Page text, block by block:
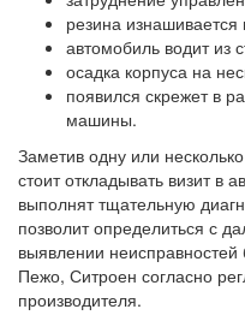
резина
автомобиль водит из
осадка корпуса на
появился скрежет в
машины.
Заметив одну или
стоит откладывать визит в
выполнят тщательную
позволит определиться с
выявлении
Пежо, Ситроен согласно
производителя.